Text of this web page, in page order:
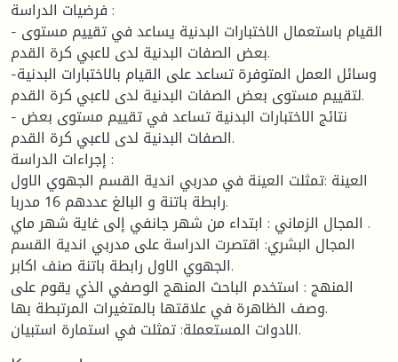
فرضيات الدراسة :
- القيام باستعمال الاختبارات البدنية يساعد في تقييم مستوى
بعض الصفات البدنية لدى لاعبي كرة القدم.
-وسائل العمل المتوفرة تساعد على القيام بالاختبارات البدنية
لتقييم مستوى بعض الصفات البدنية لدى لاعبي كرة القدم.
- نتائج الاختبارات البدنية تساعد في تقييم مستوى بعض
الصفات البدنية لدى لاعبي كرة القدم.
إجراءات الدراسة :
العينة :تمثلت العينة في مدربي اندية القسم الجهوي الاول
رابطة باتنة و البالغ عددهم 16 مدربا.
المجال الزماني : ابتداء من شهر جانفي إلى غاية شهر ماي .
المجال البشري: اقتصرت الدراسة على مدربي اندية القسم
الجهوي الاول رابطة باتنة صنف اكابر.
المنهج : استخدم الباحث المنهج الوصفي الذي يقوم على
وصف الظاهرة في علاقتها بالمتغيرات المرتبطة بها.
الادوات المستعملة: تمثلت في استمارة استبيان.